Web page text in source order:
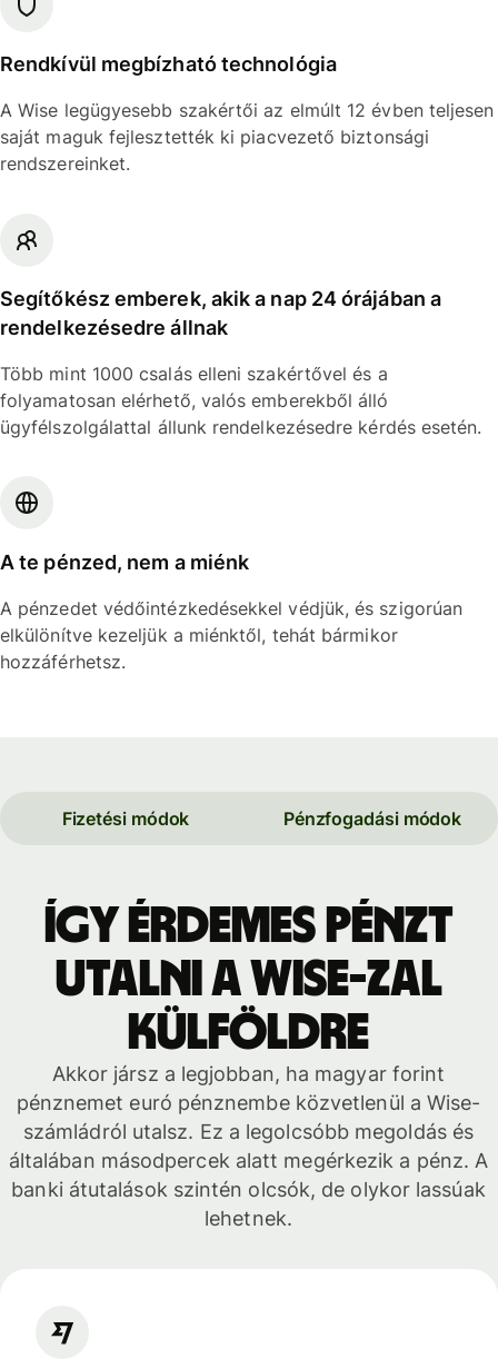
Rendkívül megbízható technológia
A Wise legügyesebb szakértői az elmúlt 12 évben teljesen
saját maguk fejlesztették ki piacvezető biztonsági
rendszereinket.
Segítőkész emberek, akik a nap 24 órájában a
rendelkezésedre állnak
Több mint 1000 csalás elleni szakértővel és a
folyamatosan elérhető, valós emberekből álló
ügyfélszolgálattal állunk rendelkezésedre kérdés esetén.
A te pénzed, nem a miénk
A pénzedet védőintézkedésekkel védjük, és szigorúan
elkülönítve kezeljük a miénktől, tehát bármikor
hozzáférhetsz.
Fizetési módok Pénzfogadási módok
Így érdemes pénzt
utalni a Wise-zal
külföldre
Akkor jársz a legjobban, ha magyar forint
pénznemet euró pénznembe közvetlenül a Wise-
számládról utalsz. Ez a legolcsóbb megoldás és
általában másodpercek alatt megérkezik a pénz. A
banki átutalások szintén olcsók, de olykor lassúak
lehetnek.